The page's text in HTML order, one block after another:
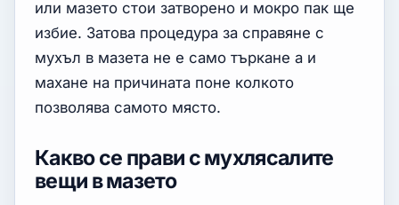
или мазето стои затворено и мокро пак ще
избие. Затова процедура за справяне с
мухъл в мазета не е само търкане а и
махане на причината поне колкото
позволява самото място.
Какво се прави с мухлясалите
вещи в мазето